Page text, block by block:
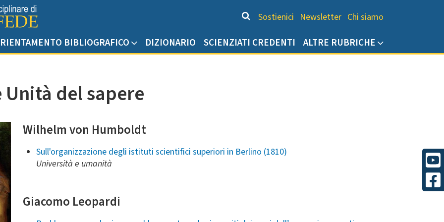
Chi siamo
Sostienici Newsletter Chi siamo
BIBLIOGRAFICO DIZIONARIO SCIENZIATI CREDENTI ALTRE RUBRICHE
del sapere
Wilhelm von Humboldt
Sull'organizzazione degli istituti scientifici superiori in Berlino (1810)
Università e umanità
Giacomo Leopardi